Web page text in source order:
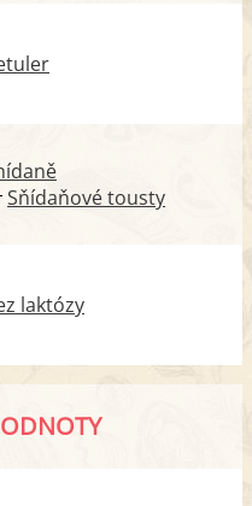
Sňídaňové tousty
laktózy